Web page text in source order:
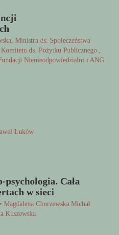
Ministra ds. Społeczeństwa
ds. Pożytku Publicznego ,
Nienieodpowiedzialni i ANG
Łuków
Cała
w sieci
Magdalena Chorzewska Michał
Kuszewska